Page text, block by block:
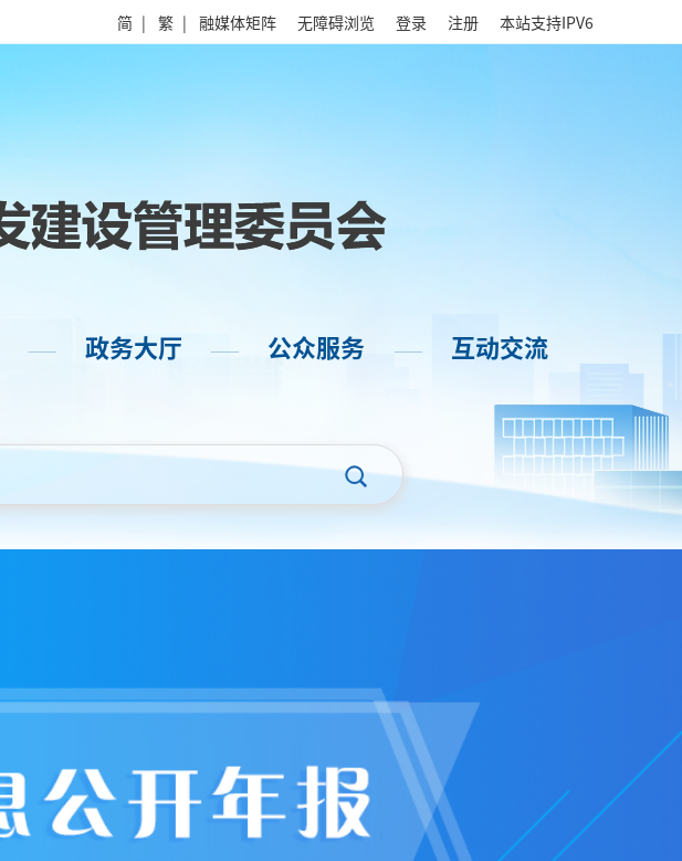
简 | 繁 | 融媒体矩阵 无障碍浏览 登录 注册 本站支持IPV6
—— 政务大厅 —— 公众服务 —— 互动交流